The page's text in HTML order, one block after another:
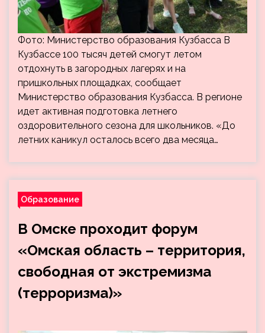
Фото: Министерство образования Кузбасса В
Кузбассе 100 тысяч детей смогут летом
отдохнуть в загородных лагерях и на
пришкольных площадках, сообщает
Министерство образования Кузбасса. В регионе
идет активная подготовка летнего
оздоровительного сезона для школьников. «До
летних каникул осталось всего два месяца…
Образование
В Омске проходит форум
«Омская область – территория,
свободная от экстремизма
(терроризма)»